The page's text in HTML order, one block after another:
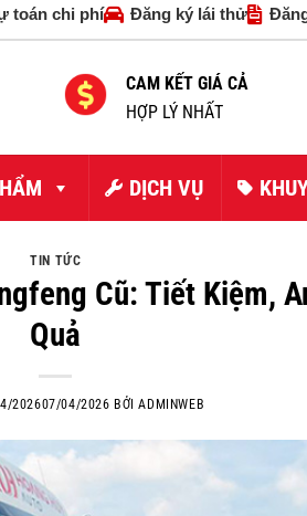
toán chi phí Đăng ký lái thử
CAM KẾT GIÁ CẢ
HỢP LÝ NHẤT
DỊCH VỤ
TIN TỨC
Cũ: Tiết Kiệm,
Quả
202607/04/2026 BỞIADMINWEB